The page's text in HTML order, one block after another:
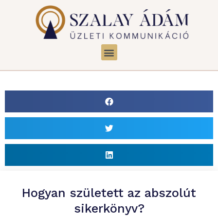
Hogyan született az abszolút
sikerkönyv?